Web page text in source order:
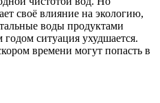
своё влияние на экологию,
воды продуктами
ситуация ухудшается.
времени могут попасть в